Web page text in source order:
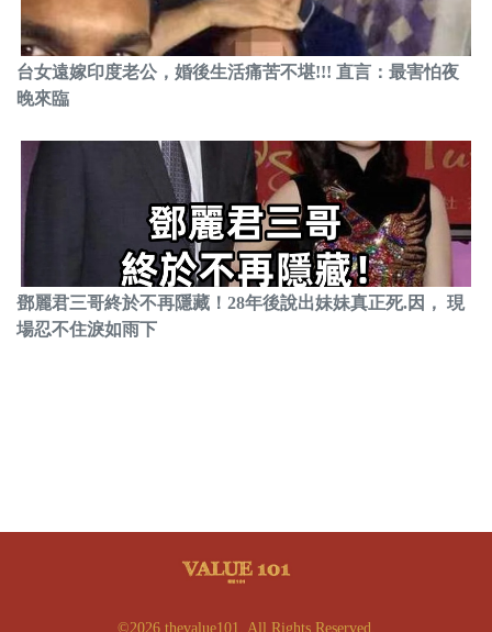
台女遠嫁印度老公，婚後生活痛苦不堪!!! 直言：最害怕夜
晚來臨
鄧麗君三哥終於不再隱藏！28年後說出妹妹真正死.因， 現
場忍不住淚如雨下
©2026 thevalue101. All Rights Reserved.